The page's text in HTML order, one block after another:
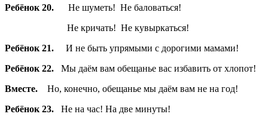
Ребёнок 20. Не шуметь! Не баловаться!
Не кричать! Не кувыркаться!
Ребёнок 21. И не быть упрямыми с дорогими мамами!
Ребёнок 22. Мы даём вам обещанье вас избавить от хлопот!
Вместе. Но, конечно, обещанье мы даём вам не на год!
Ребёнок 23. Не на час! На две минуты!